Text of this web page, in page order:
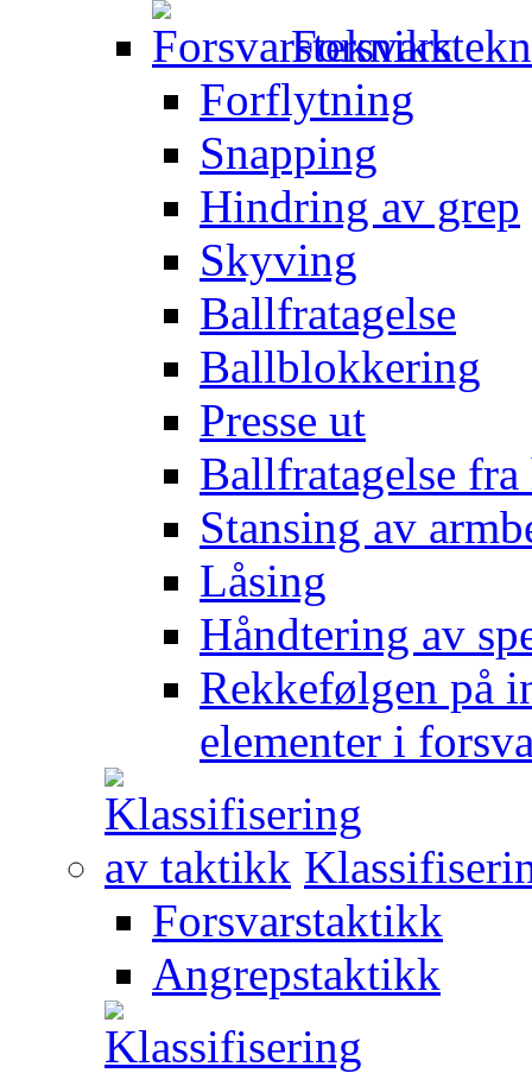
Forflytning
Snapping
Hindring av grep
Skyving
Ballfratagelse
Ballblokkering
Presse ut
Ballfratagelse fra
Stansing av
Låsing
Håndtering av
Rekkefølgen på
elementer i
Forsvarstaktikk
Angrepstaktikk